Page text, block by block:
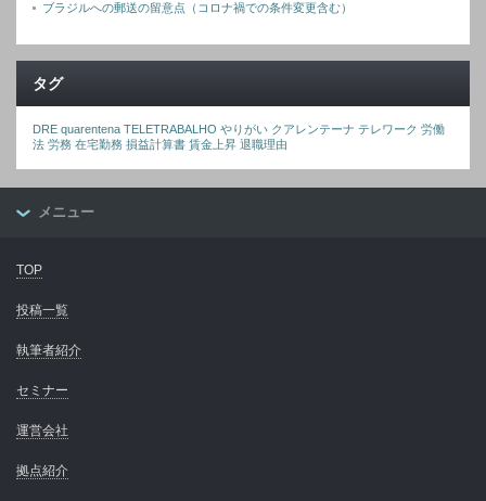
ブラジルへの郵送の留意点（コロナ禍での条件変更含む）
タグ
DRE quarentena TELETRABALHO やりがい クアレンテーナ テレワーク 労働
法 労務 在宅勤務 損益計算書 賃金上昇 退職理由
メニュー
TOP
投稿一覧
執筆者紹介
セミナー
運営会社
拠点紹介